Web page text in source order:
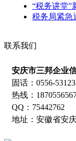
“税务讲堂”
税务局紧急
联系我们
安庆市三邦企业
固话：0556-
热线：
QQ：75442762
地址：安徽省安